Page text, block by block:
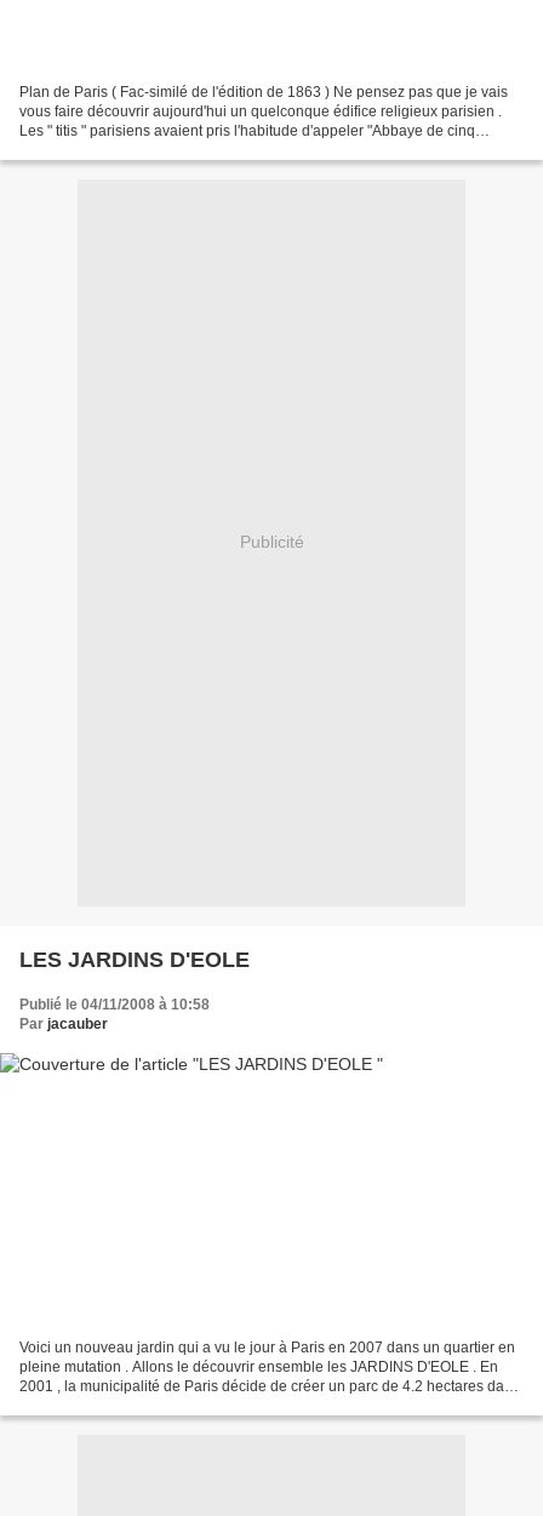
Plan de Paris ( Fac-similé de l'édition de 1863 ) Ne pensez pas que je vais
vous faire découvrir aujourd'hui un quelconque édifice religieux parisien .
Les " titis " parisiens avaient pris l'habitude d'appeler "Abbaye de cinq
Publicité
LES JARDINS D'EOLE
Publié le 04/11/2008 à 10:58
Par jacauber
Voici un nouveau jardin qui a vu le jour à Paris en 2007 dans un quartier en
pleine mutation . Allons le découvrir ensemble les JARDINS D'EOLE . En
2001 , la municipalité de Paris décide de créer un parc de 4.2 hectares dans